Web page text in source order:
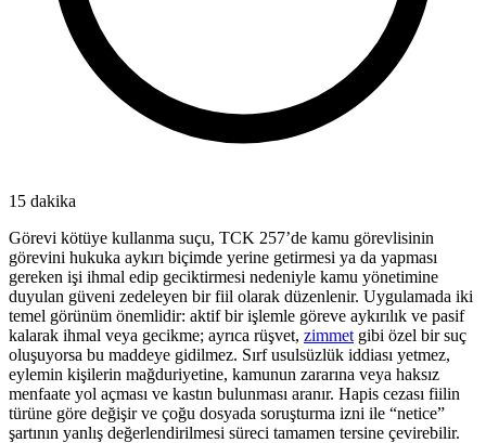
15 dakika
Görevi kötüye kullanma suçu, TCK 257’de kamu görevlisinin
görevini hukuka aykırı biçimde yerine getirmesi ya da yapması
gereken işi ihmal edip geciktirmesi nedeniyle kamu yönetimine
duyulan güveni zedeleyen bir fiil olarak düzenlenir. Uygulamada iki
temel görünüm önemlidir: aktif bir işlemle göreve aykırılık ve pasif
kalarak ihmal veya gecikme; ayrıca rüşvet, zimmet gibi özel bir suç
oluşuyorsa bu maddeye gidilmez. Sırf usulsüzlük iddiası yetmez,
eylemin kişilerin mağduriyetine, kamunun zararına veya haksız
menfaate yol açması ve kastın bulunması aranır. Hapis cezası fiilin
türüne göre değişir ve çoğu dosyada soruşturma izni ile “netice”
şartının yanlış değerlendirilmesi süreci tamamen tersine çevirebilir.